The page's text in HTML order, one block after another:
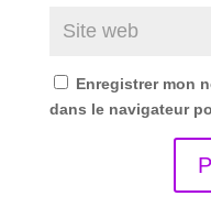
Enregistrer mon
dans le navigateur